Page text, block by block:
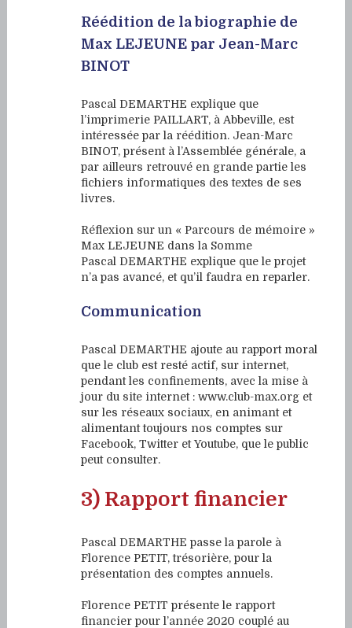
Réédition de la biographie de
Max LEJEUNE par Jean-Marc
BINOT
Pascal DEMARTHE explique que
l’imprimerie PAILLART, à Abbeville, est
intéressée par la réédition. Jean-Marc
BINOT, présent à l’Assemblée générale, a
par ailleurs retrouvé en grande partie les
fichiers informatiques des textes de ses
livres.
Réflexion sur un « Parcours de mémoire »
Max LEJEUNE dans la Somme
Pascal DEMARTHE explique que le projet
n’a pas avancé, et qu’il faudra en reparler.
Communication
Pascal DEMARTHE ajoute au rapport moral
que le club est resté actif, sur internet,
pendant les confinements, avec la mise à
jour du site internet : www.club-max.org et
sur les réseaux sociaux, en animant et
alimentant toujours nos comptes sur
Facebook, Twitter et Youtube, que le public
peut consulter.
3) Rapport financier
Pascal DEMARTHE passe la parole à
Florence PETIT, trésorière, pour la
présentation des comptes annuels.
Florence PETIT présente le rapport
financier pour l’année 2020 couplé au